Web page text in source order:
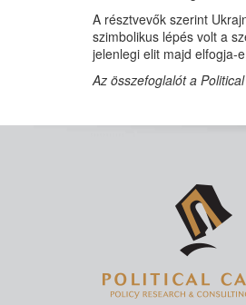
A résztvevők szerint
szimbolikus lépés volt a
jelenlegi elit majd elfogja-
Az összefoglalót a